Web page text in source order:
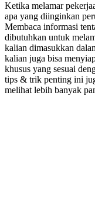
Ketika melamar
apa yang diinginkan
Membaca informasi
dibutuhkan untuk
kalian dimasukkan
kalian juga bisa
khusus yang sesuai
tips & trik penting ini
melihat lebih banyak